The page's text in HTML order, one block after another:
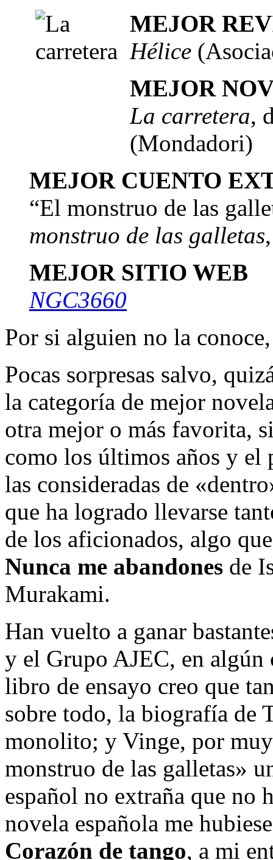
MEJOR
Hélice
MEJOR
La carretera,
(Mondadori)
MEJOR CUENTO
“El monstruo de las
monstruo de las galletas
MEJOR SITIO WEB
NGC3660
Por si alguien no la
Pocas sorpresas salvo,
la categoría de mejor
otra mejor o más favorita,
como los últimos años y el
las consideradas de
que ha logrado llevarse
de los aficionados, algo
Nunca me abandones de
Murakami.
Han vuelto a ganar
y el Grupo AJEC, en algún
libro de ensayo creo que
sobre todo, la biografía de
monolito; y Vinge, por
monstruo de las galletas»
español no extraña que no
novela española me
Corazón de tango, a mi